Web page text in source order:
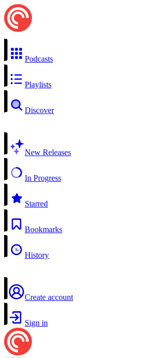
Podcasts
Playlists
Discover
New Releases
In Progress
Starred
Bookmarks
History
Create account
Sign in